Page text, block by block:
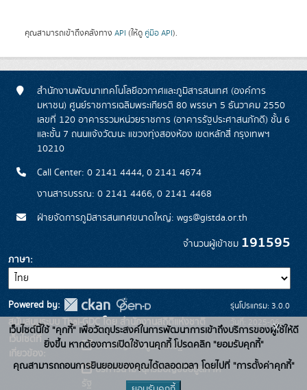
คุณสามารถเข้าถึงคลังทาง API (ให้ดู คู่มือ API).
สำนักงานพัฒนาเทคโนโลยีอวกาศและภูมิสารสนเทศ (องค์การ
มหาชน) ศูนย์ราชการเฉลิมพระเกียรติ 80 พรรษา 5 ธันวาคม 2550
เลขที่ 120 อาคารรวมหน่วยราชการ (อาคารรัฐประศาสนภักดี) ชั้น 6
และชั้น 7 ถนนแจ้งวัฒนะ แขวงทุ่งสองห้อง เขตหลักสี่ กรุงเทพฯ
10210
Call Center: 0 2141 4444, 0 2141 4674
งานสารบรรณ: 0 2141 4466, 0 2141 4468
ฝ่ายจัดการภูมิสารสนเทศขนาดใหญ่: wgs@gistda.or.th
จำนวนผู้เข้าชม 191595
ภาษา
Powered by:
สนับสนุนระบบ Thai-GDC โดย สำนักงานสถิติแห่งชาติ
เว็บไซต์ที่
เกี่ยวข้อง:
ระบบบัญชีข้อมูลภาครัฐ
บริการนามานุกรมบัญชีข้อมูลภาค
รุ่นโปรแกรม: 3.0.0
วันที่: 2025-06-
26
เว็บไซต์นี้ใช้ "คุกกี้" เพื่อวัตถุประสงค์ในการพัฒนาการเข้าถึงบริการของผู้ใช้ให้ดี
ยิ่งขึ้น หากต้องการเปิดใช้งานคุกกี้ โปรดคลิก "ยอมรับคุกกี้"
คุณสามารถถอนการยินยอมของคุณได้ตลอดเวลา โดยไปที่ "การตั้งค่าคุกกี้"
x